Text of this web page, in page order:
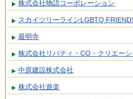
株式会社物語コーポレーション
スカイツリーラインLGBTQ
最明寺
株式会社リバティ・CO・クリエー
中原建設株式会社
株式会社遊楽